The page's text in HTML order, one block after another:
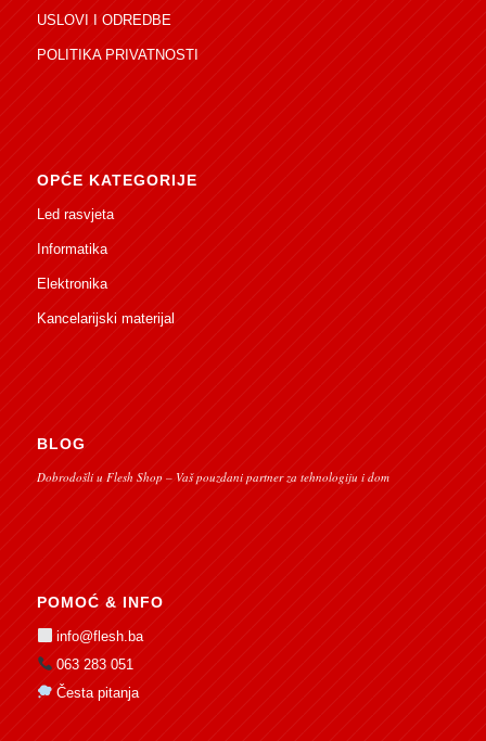
USLOVI I ODREDBE
POLITIKA PRIVATNOSTI
OPĆE KATEGORIJE
Led rasvjeta
Informatika
Elektronika
Kancelarijski materijal
BLOG
Dobrodošli u Flesh Shop – Vaš pouzdani partner za tehnologiju i dom
POMOĆ & INFO
info@flesh.ba
063 283 051
Česta pitanja